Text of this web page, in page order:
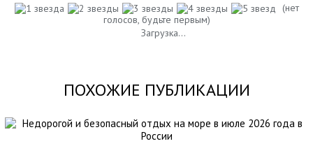
(нет
голосов, будьте первым)
Загрузка...
ПОХОЖИЕ ПУБЛИКАЦИИ